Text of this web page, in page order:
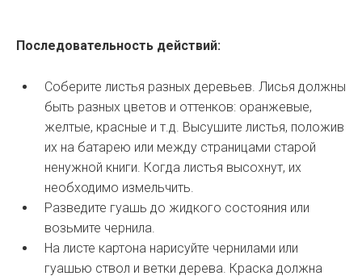
Последовательность действий:
Соберите листья разных деревьев. Лисья должны
быть разных цветов и оттенков: оранжевые,
желтые, красные и т.д. Высушите листья, положив
их на батарею или между страницами старой
ненужной книги. Когда листья высохнут, их
необходимо измельчить.
Разведите гуашь до жидкого состояния или
возьмите чернила.
На листе картона нарисуйте чернилами или
гуашью ствол и ветки дерева. Краска должна